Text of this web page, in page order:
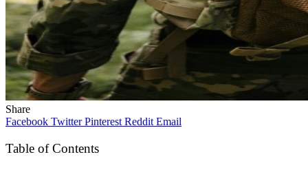
Share
Facebook Twitter Pinterest Reddit Email
Table of Contents